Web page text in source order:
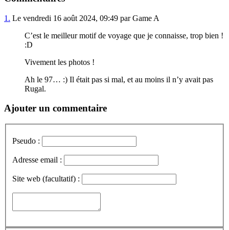
1. Le vendredi 16 août 2024, 09:49 par Game A
C’est le meilleur motif de voyage que je connaisse, trop bien !
:D
Vivement les photos !
Ah le 97… :) Il était pas si mal, et au moins il n’y avait pas
Rugal.
Ajouter un commentaire
Pseudo :
Adresse email :
Site web (facultatif) :